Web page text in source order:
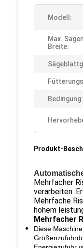
Modell:
Max.
Breite:
Bedingung:
Produkt-
Mehrfacher
verarbeiten.
Mehrfache
hohem
Mehrfacher
Diese